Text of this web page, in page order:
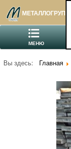
МЕТАЛЛОГРУПП
МЕНЮ
Вы здесь: Главная